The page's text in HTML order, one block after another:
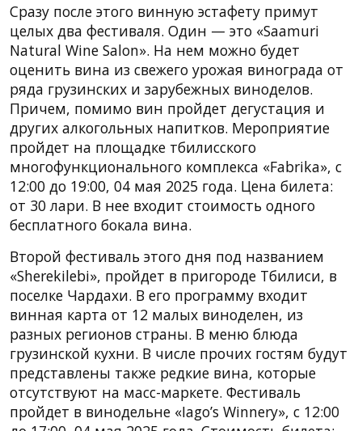
Сразу после этого винную эстафету примут
целых два фестиваля. Один — это «Saamuri
Natural Wine Salon». На нем можно будет
оценить вина из свежего урожая винограда от
ряда грузинских и зарубежных виноделов.
Причем, помимо вин пройдет дегустация и
других алкогольных напитков. Мероприятие
пройдет на площадке тбилисского
многофункционального комплекса «Fabrika», с
12:00 до 19:00, 04 мая 2025 года. Цена билета:
от 30 лари. В нее входит стоимость одного
бесплатного бокала вина.
Второй фестиваль этого дня под названием
«Sherekilebi», пройдет в пригороде Тбилиси, в
поселке Чардахи. В его программу входит
винная карта от 12 малых виноделен, из
разных регионов страны. В меню блюда
грузинской кухни. В числе прочих гостям будут
представлены также редкие вина, которые
отсутствуют на масс-маркете. Фестиваль
пройдет в винодельне «Iago’s Winnery», с 12:00